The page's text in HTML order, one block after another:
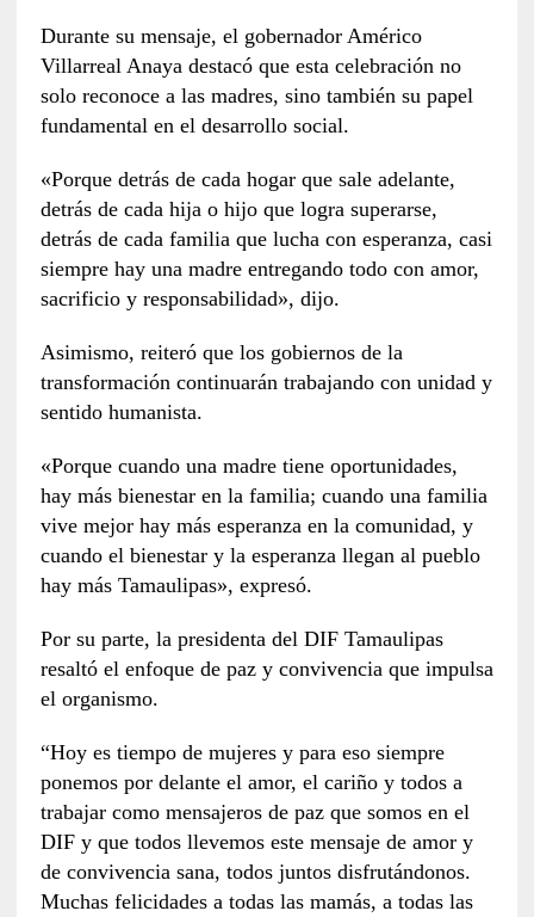
Durante su mensaje, el gobernador Américo
Villarreal Anaya destacó que esta celebración no
solo reconoce a las madres, sino también su papel
fundamental en el desarrollo social.
«Porque detrás de cada hogar que sale adelante,
detrás de cada hija o hijo que logra superarse,
detrás de cada familia que lucha con esperanza, casi
siempre hay una madre entregando todo con amor,
sacrificio y responsabilidad», dijo.
Asimismo, reiteró que los gobiernos de la
transformación continuarán trabajando con unidad y
sentido humanista.
«Porque cuando una madre tiene oportunidades,
hay más bienestar en la familia; cuando una familia
vive mejor hay más esperanza en la comunidad, y
cuando el bienestar y la esperanza llegan al pueblo
hay más Tamaulipas», expresó.
Por su parte, la presidenta del DIF Tamaulipas
resaltó el enfoque de paz y convivencia que impulsa
el organismo.
“Hoy es tiempo de mujeres y para eso siempre
ponemos por delante el amor, el cariño y todos a
trabajar como mensajeros de paz que somos en el
DIF y que todos llevemos este mensaje de amor y
de convivencia sana, todos juntos disfrutándonos.
Muchas felicidades a todas las mamás, a todas las